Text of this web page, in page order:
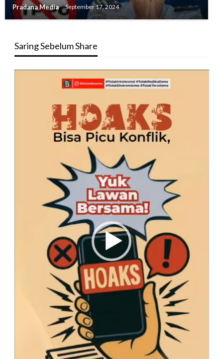
Pradana Media September 17, 2024
Saring Sebelum Share